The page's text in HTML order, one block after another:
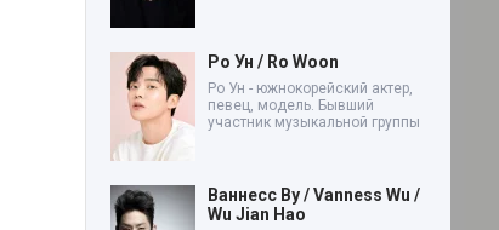
Ро Ун / Ro Woon
Ро Ун - южнокорейский актер,
певец, модель. Бывший
участник музыкальной группы
Ваннесс Ву / Vanness Wu /
Wu Jian Hao